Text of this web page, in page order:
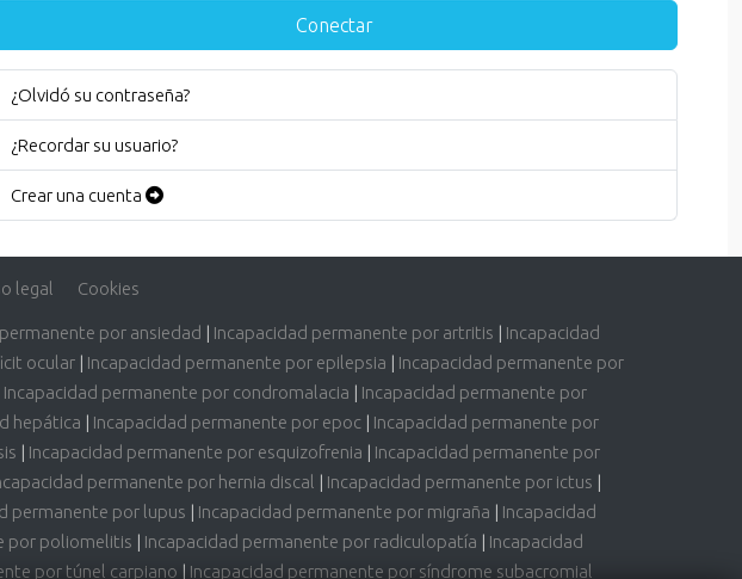
Conectar
¿Olvidó su contraseña?
¿Recordar su usuario?
Crear una cuenta
legal Cookies
por ansiedad | Incapacidad permanente por artritis | Incapacidad
ocular | Incapacidad permanente por epilepsia | Incapacidad permanente por
Incapacidad permanente por condromalacia | Incapacidad permanente por
hepática | Incapacidad permanente por epoc| Incapacidad permanente por
| Incapacidad permanente por esquizofrenia | Incapacidad permanente por
permanente por hernia discal | Incapacidad permanente por ictus |
permanente por lupus | Incapacidad permanente por migraña | Incapacidad
por poliomelitis | Incapacidad permanente por radiculopatía | Incapacidad
por túnel carpiano | Incapacidad permanente por síndrome subacromial